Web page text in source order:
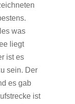
was
liegt
ist es
sein. Der
es gab
ist